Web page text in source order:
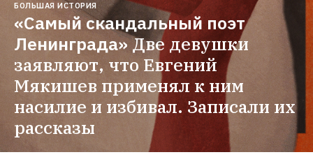
БОЛЬШАЯ ИСТОРИЯ
«Самый скандальный поэт
Ленинграда»Две девушки
заявляют, что Евгений
Мякишев применял к ним
насилие и избивал. Записали их
рассказы